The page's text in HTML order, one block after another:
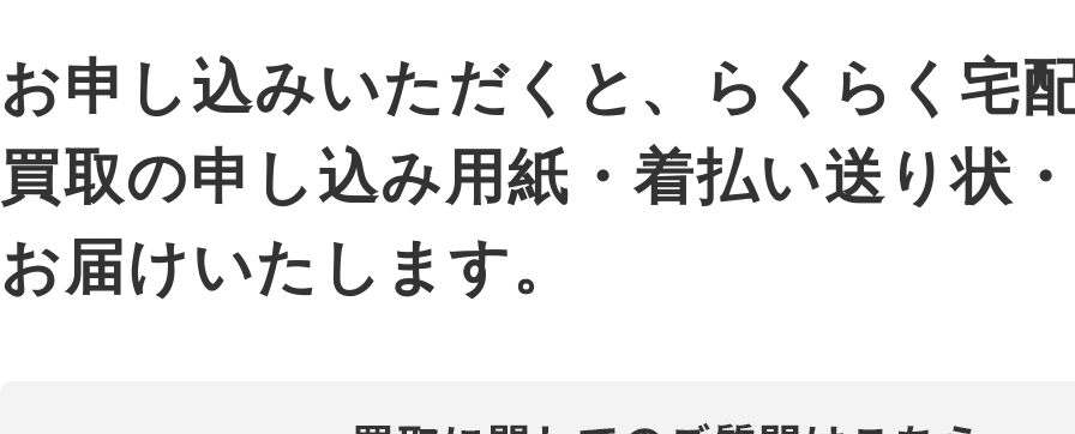
お申し込みいただくと、らくらく宅
買取の申し込み用紙・着払い送り状
お届けいたします。